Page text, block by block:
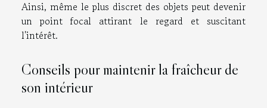
Ainsi, même le plus discret des objets peut devenir
un point focal attirant le regard et suscitant
l'intérêt.
Conseils pour maintenir la fraîcheur de
son intérieur